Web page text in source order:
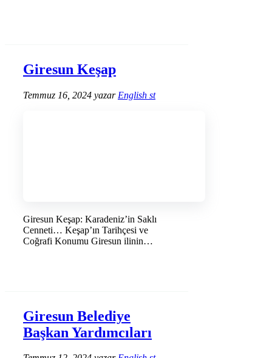
Giresun Keşap
Temmuz 16, 2024 yazar English st
Giresun Keşap: Karadeniz’in Saklı
Cenneti… Keşap’ın Tarihçesi ve
Coğrafi Konumu Giresun ilinin
Giresun Belediye
Başkan Yardımcıları